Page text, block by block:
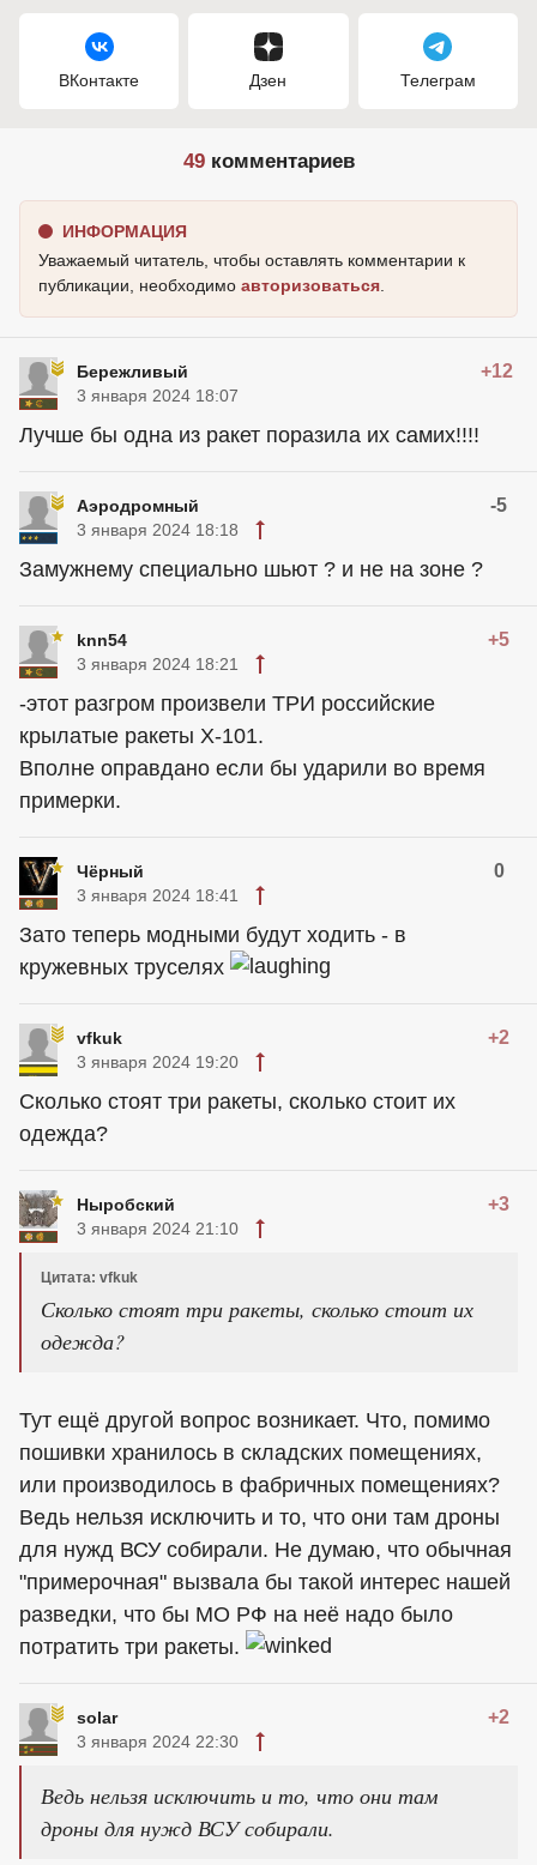
ВКонтакте Дзен Телеграм
49комментариев
ИНФОРМАЦИЯ
Уважаемый читатель, чтобы оставлять комментарии к
публикации, необходимо авторизоваться
Бережливый +12
3 января 2024 18:07
Лучше бы одна из ракет поразила их самих!!!!
Аэродромный -5
3 января 2024 18:18
Замужнему специально шьют ? и не на зоне ?
knn54 +5
3 января 2024 18:21
-этот разгром произвели ТРИ российские
крылатые ракеты Х-101.
Вполне оправдано если бы ударили во время
примерки.
Чёрный 0
3 января 2024 18:41
Зато теперь модными будут ходить - в
кружевных труселях
vfkuk +2
3 января 2024 19:20
Сколько стоят три ракеты, сколько стоит их
одежда?
Ныробский +3
3 января 2024 21:10
Цитата: vfkuk
Сколько стоят три ракеты, сколько стоит их
одежда?
Тут ещё другой вопрос возникает. Что, помимо
пошивки хранилось в складских помещениях,
или производилось в фабричных помещениях?
Ведь нельзя исключить и то, что они там дроны
для нужд ВСУ собирали. Не думаю, что обычная
"примерочная" вызвала бы такой интерес нашей
разведки, что бы МО РФ на неё надо было
потратить три ракеты.
solar +2
3 января 2024 22:30
Ведь нельзя исключить и то, что они там
дроны для нужд ВСУ собирали.